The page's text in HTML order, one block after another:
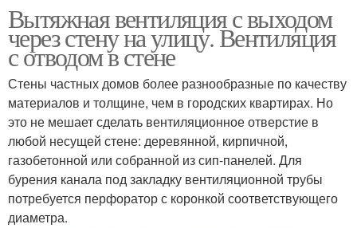
Вытяжная вентиляция с выходом
через стену на улицу. Вентиляция
с отводом в стене
Стены частных домов более разнообразные по качеству
материалов и толщине, чем в городских квартирах. Но
это не мешает сделать вентиляционное отверстие в
любой несущей стене: деревянной, кирпичной,
газобетонной или собранной из сип-панелей. Для
бурения канала под закладку вентиляционной трубы
потребуется перфоратор с коронкой соответствующего
диаметра.